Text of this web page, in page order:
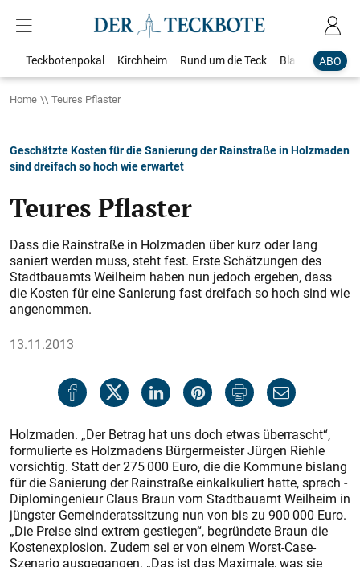
ABO
Teckbotenpokal Kirchheim Rund um die Teck Blaulicht
Home Teures Pflaster
Geschätzte Kosten für die Sanierung der Rainstraße in Holzmaden
sind dreifach so hoch wie erwartet
Teures Pflaster
Dass die Rainstraße in Holzmaden über kurz oder lang
saniert werden muss, steht fest. Erste Schätzungen des
Stadtbauamts Weilheim haben nun jedoch ergeben, dass
die Kosten für eine Sanierung fast dreifach so hoch sind wie
angenommen.
13.11.2013
Holzmaden. „Der Betrag hat uns doch etwas überrascht“,
formulierte es Holzmadens Bürgermeister Jürgen Riehle
vorsichtig. Statt der 275 000 Euro, die die Kommune bislang
für die Sanierung der Rainstraße einkalkuliert hatte, sprach ­
Di­plomingenieur Claus Braun vom Stadtbauamt Weilheim in
jüngster Gemeinderatssitzung nun von bis zu 900 000 Euro.
„Die Preise sind extrem gestiegen“, begründete Braun die
Kostenexplosion. Zudem sei er von einem Worst-Case-
Szenario ausgegangen. „Das ist das Maximale, was sie